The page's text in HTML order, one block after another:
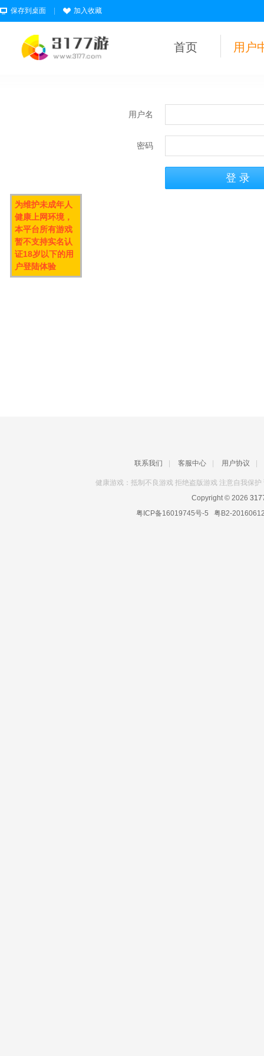
保存到桌面 加入收藏
首页 用户
用户名
密码
联系我们 客服中心 用户协议
健康游戏：抵制不良游戏 拒绝盗版游戏 注意自我保
Copyright © 2026
粤ICP备16019745号-5 粤B2-
为维护未成年人
健康上网环境，
本平台所有游戏
暂不支持实名认
证18岁以下的用
户登陆体验